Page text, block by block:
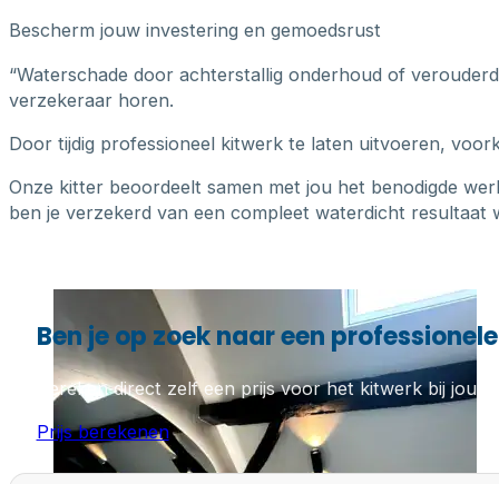
Bescherm jouw investering en gemoedsrust
“Waterschade door achterstallig onderhoud of
verzekeraar horen.
Door tijdig professioneel kitwerk te laten uitvoeren,
Onze kitter beoordeelt samen met jou het benodigde
ben je verzekerd van een compleet waterdicht resultaat
Ben je op zoek naar een
Bereken direct zelf een prijs voor het kitwerk bij jou
Prijs berekenen